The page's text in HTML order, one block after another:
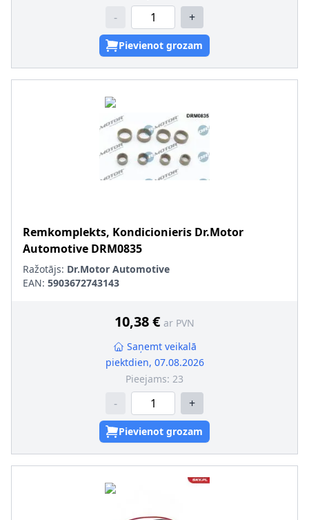
- +
Pievienot grozam
Remkomplekts, Kondicionieris Dr.Motor
Automotive DRM0835
Ražotājs: Dr.Motor Automotive
EAN: 5903672743143
10,38 € ar PVN
Saņemt veikalā
piektdien, 07.08.2026
Pieejams: 23
- +
Pievienot grozam